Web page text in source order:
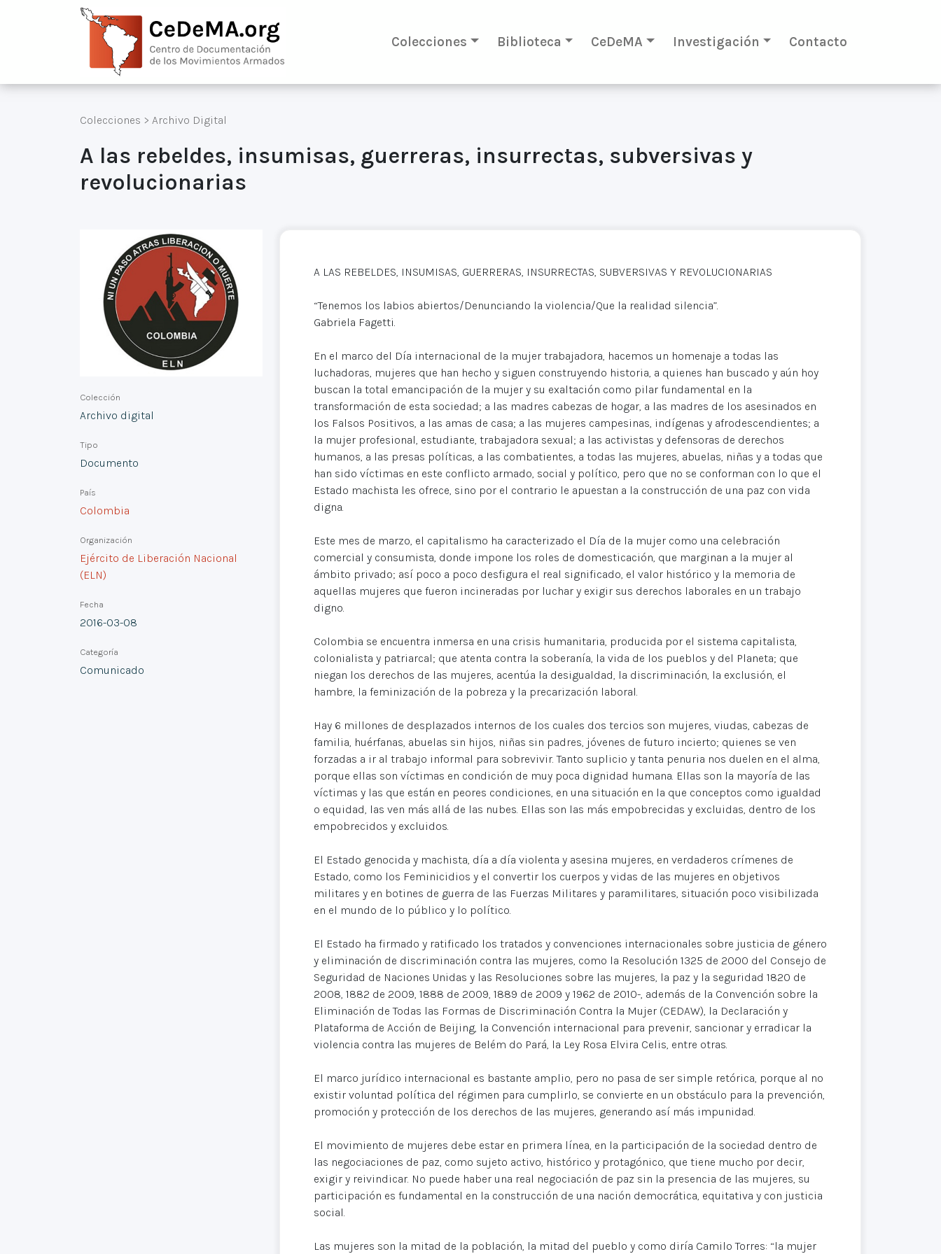
Colecciones Biblioteca CeDeMA Investigación Contacto
Colecciones > Archivo Digital
A las rebeldes, insumisas, guerreras, insurrectas, subversivas y
revolucionarias
Colección
Archivo digital
Tipo
Documento
País
Colombia
Organización
Ejército de Liberación Nacional
(ELN)
Fecha
2016-03-08
Categoría
Comunicado
A LAS REBELDES, INSUMISAS, GUERRERAS, INSURRECTAS, SUBVERSIVAS Y REVOLUCIONARIAS
“Tenemos los labios abiertos/Denunciando la violencia/Que la realidad silencia”.
Gabriela Fagetti.
En el marco del Día internacional de la mujer trabajadora, hacemos un homenaje a todas las
luchadoras, mujeres que han hecho y siguen construyendo historia, a quienes han buscado y aún hoy
buscan la total emancipación de la mujer y su exaltación como pilar fundamental en la
transformación de esta sociedad; a las madres cabezas de hogar, a las madres de los asesinados en
los Falsos Positivos, a las amas de casa; a las mujeres campesinas, indígenas y afrodescendientes; a
la mujer profesional, estudiante, trabajadora sexual; a las activistas y defensoras de derechos
humanos, a las presas políticas, a las combatientes, a todas las mujeres, abuelas, niñas y a todas que
han sido víctimas en este conflicto armado, social y político, pero que no se conforman con lo que el
Estado machista les ofrece, sino por el contrario le apuestan a la construcción de una paz con vida
digna.
Este mes de marzo, el capitalismo ha caracterizado el Día de la mujer como una celebración
comercial y consumista, donde impone los roles de domesticación, que marginan a la mujer al
ámbito privado; así poco a poco desfigura el real significado, el valor histórico y la memoria de
aquellas mujeres que fueron incineradas por luchar y exigir sus derechos laborales en un trabajo
digno.
Colombia se encuentra inmersa en una crisis humanitaria, producida por el sistema capitalista,
colonialista y patriarcal; que atenta contra la soberanía, la vida de los pueblos y del Planeta; que
niegan los derechos de las mujeres, acentúa la desigualdad, la discriminación, la exclusión, el
hambre, la feminización de la pobreza y la precarización laboral.
Hay 6 millones de desplazados internos de los cuales dos tercios son mujeres, viudas, cabezas de
familia, huérfanas, abuelas sin hijos, niñas sin padres, jóvenes de futuro incierto; quienes se ven
forzadas a ir al trabajo informal para sobrevivir. Tanto suplicio y tanta penuria nos duelen en el alma,
porque ellas son víctimas en condición de muy poca dignidad humana. Ellas son la mayoría de las
víctimas y las que están en peores condiciones, en una situación en la que conceptos como igualdad
o equidad, las ven más allá de las nubes. Ellas son las más empobrecidas y excluidas, dentro de los
empobrecidos y excluidos.
El Estado genocida y machista, día a día violenta y asesina mujeres, en verdaderos crímenes de
Estado, como los Feminicidios y el convertir los cuerpos y vidas de las mujeres en objetivos
militares y en botines de guerra de las Fuerzas Militares y paramilitares, situación poco visibilizada
en el mundo de lo público y lo político.
El Estado ha firmado y ratificado los tratados y convenciones internacionales sobre justicia de género
y eliminación de discriminación contra las mujeres, como la Resolución 1325 de 2000 del Consejo de
Seguridad de Naciones Unidas y las Resoluciones sobre las mujeres, la paz y la seguridad 1820 de
2008, 1882 de 2009, 1888 de 2009, 1889 de 2009 y 1962 de 2010-, además de la Convención sobre la
Eliminación de Todas las Formas de Discriminación Contra la Mujer (CEDAW), la Declaración y
Plataforma de Acción de Beijing, la Convención internacional para prevenir, sancionar y erradicar la
violencia contra las mujeres de Belém do Pará, la Ley Rosa Elvira Celis, entre otras.
El marco jurídico internacional es bastante amplio, pero no pasa de ser simple retórica, porque al no
existir voluntad política del régimen para cumplirlo, se convierte en un obstáculo para la prevención,
promoción y protección de los derechos de las mujeres, generando así más impunidad.
El movimiento de mujeres debe estar en primera línea, en la participación de la sociedad dentro de
las negociaciones de paz, como sujeto activo, histórico y protagónico, que tiene mucho por decir,
exigir y reivindicar. No puede haber una real negociación de paz sin la presencia de las mujeres, su
participación es fundamental en la construcción de una nación democrática, equitativa y con justicia
social.
Las mujeres son la mitad de la población, la mitad del pueblo y como diría Camilo Torres: “la mujer